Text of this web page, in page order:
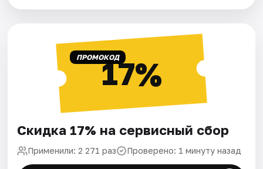
ПРОМОКОД17%
Скидка 17% на сервисный сбор
Применили: 2 271 раз Проверено: 1 минуту назад